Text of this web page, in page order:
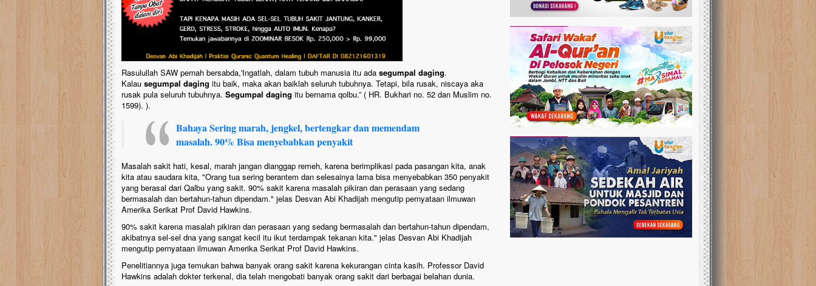
Rasulullah SAW pernah bersabda,'Ingatlah, dalam tubuh manusia itu ada segumpal daging.
Kalau segumpal daging itu baik, maka akan baiklah seluruh tubuhnya. Tetapi, bila rusak, niscaya aka
rusak pula seluruh tubuhnya. Segumpal daging itu bernama qolbu.” ( HR. Bukhari no. 52 dan Muslim no.
1599). ).
Bahaya Sering marah, jengkel, bertengkar dan memendam
masalah. 90% Bisa menyebabkan penyakit
Masalah sakit hati, kesal, marah jangan dianggap remeh, karena berimplikasi pada pasangan kita, anak
kita atau saudara kita, "Orang tua sering berantem dan selesainya lama bisa menyebabkan 350 penyakit
yang berasal dari Qalbu yang sakit. 90% sakit karena masalah pikiran dan perasaan yang sedang
bermasalah dan bertahun-tahun dipendam." jelas Desvan Abi Khadijah mengutip pernyataan ilmuwan
Amerika Serikat Prof David Hawkins.
90% sakit karena masalah pikiran dan perasaan yang sedang bermasalah dan bertahun-tahun dipendam,
akibatnya sel-sel dna yang sangat kecil itu ikut terdampak tekanan kita." jelas Desvan Abi Khadijah
mengutip pernyataan ilmuwan Amerika Serikat Prof David Hawkins.
Penelitiannya juga temukan bahwa banyak orang sakit karena kekurangan cinta kasih. Professor David
Hawkins adalah dokter terkenal, dia telah mengobati banyak orang sakit dari berbagai belahan dunia.